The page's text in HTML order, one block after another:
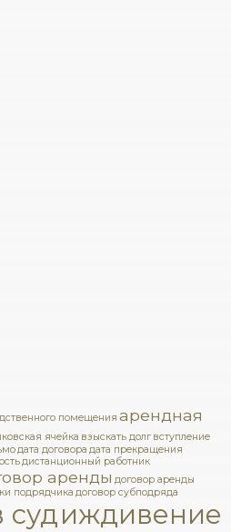
помещения арендная
ячейка взыскать долг вступление
дата договора дата прекращения
дистанционный работник
аренды договор аренды
подрядчика договор субподряда
судиждивение